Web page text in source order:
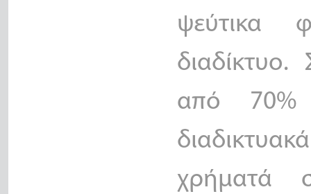
ψεύτικα
από 70%
χρήματά